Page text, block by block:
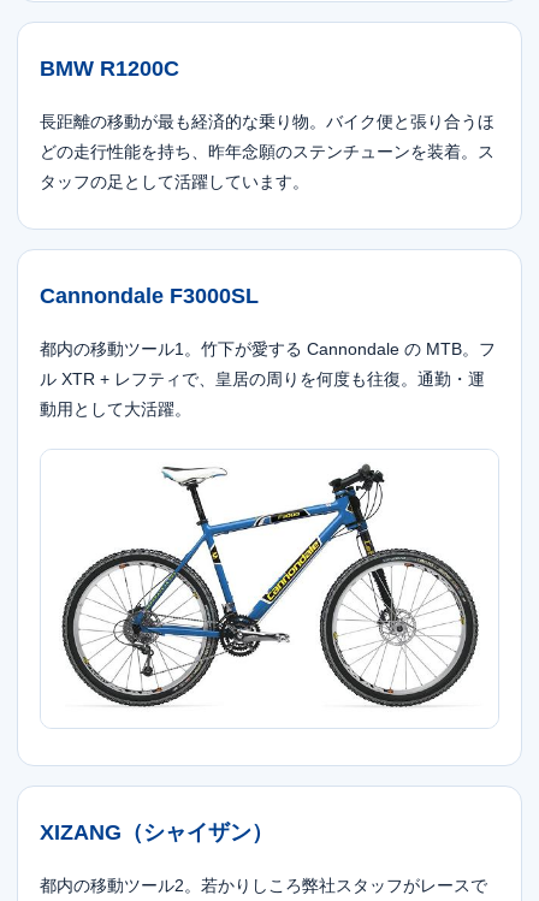
BMW R1200C
長距離の移動が最も経済的な乗り物。バイク便と張り合うほ
どの走行性能を持ち、昨年念願のステンチューンを装着。ス
タッフの足として活躍しています。
Cannondale F3000SL
都内の移動ツール1。竹下が愛する Cannondale の MTB。フ
ル XTR + レフティで、皇居の周りを何度も往復。通勤・運
動用として大活躍。
XIZANG（シャイザン）
都内の移動ツール2。若かりしころ弊社スタッフがレースで